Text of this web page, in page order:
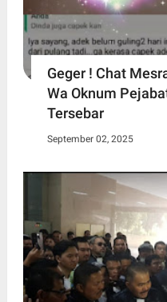
Geger ! Chat
Wa Oknum
Tersebar
September 02, 2025